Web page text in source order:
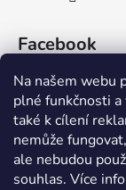
Na našem webu
plné funkčnosti
také k cílení
nemůže
ale nebudou
souhlas. Více
Facebook